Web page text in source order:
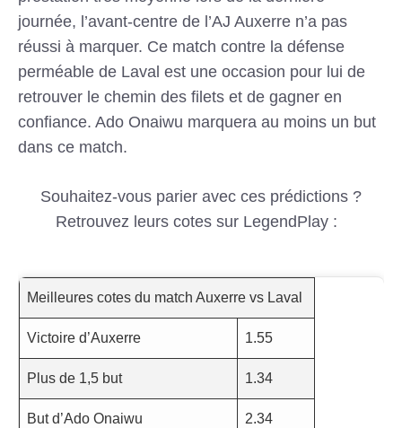
journée, l’avant-centre de l’AJ Auxerre n’a pas
réussi à marquer. Ce match contre la défense
perméable de Laval est une occasion pour lui de
retrouver le chemin des filets et de gagner en
confiance. Ado Onaiwu marquera au moins un but
dans ce match.
Souhaitez-vous parier avec ces prédictions ?
Retrouvez leurs cotes sur LegendPlay :
Meilleures cotes du match Auxerre vs Laval
Victoire d’Auxerre 1.55
Plus de 1,5 but 1.34
But d’Ado Onaiwu 2.34